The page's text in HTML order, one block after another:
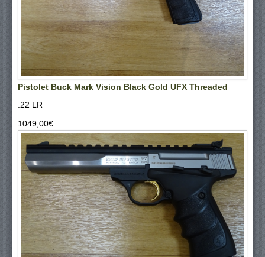
Pistolet Buck Mark Vision Black Gold UFX Threaded
.22 LR
1049,00‎€